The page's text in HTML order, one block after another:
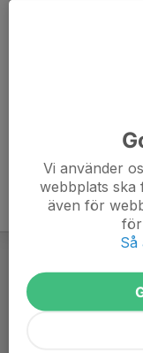
Endast kallade kan
Vi använder
webbplats ska
även för
Så